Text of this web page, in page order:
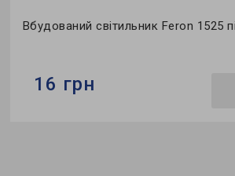
Вбудований світильник Feron 1525
16 грн